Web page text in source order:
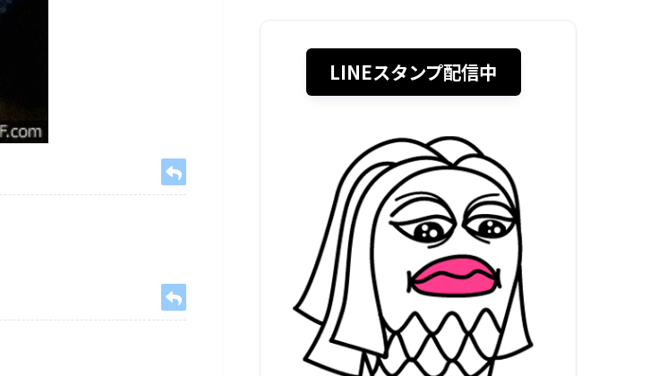
LINEスタンプ配信中